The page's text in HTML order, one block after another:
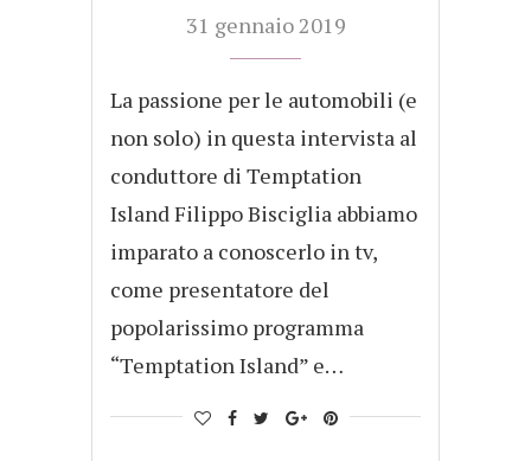
31 gennaio 2019
La passione per le automobili (e
non solo) in questa intervista al
conduttore di Temptation
Island Filippo Bisciglia abbiamo
imparato a conoscerlo in tv,
come presentatore del
popolarissimo programma
“Temptation Island” e…